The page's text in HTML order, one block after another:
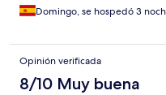
Domingo, se hospedó 3
Opinión verificada
8/10 Muy buena